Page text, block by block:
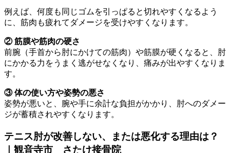
例えば、何度も同じゴムを引っぱると切れやすくなるよう
に、筋肉も疲れてダメージを受けやすくなります。
② 筋膜や筋肉の硬さ
前腕（手首から肘にかけての筋肉）や筋膜が硬くなると、肘
にかかる力をうまく逃がせなくなり、痛みが出やすくなりま
す。
③ 体の使い方や姿勢の悪さ
姿勢が悪いと、腕や手に余計な負担がかかり、肘へのダメー
ジが蓄積されやすくなります。
テニス肘が改善しない、または悪化する理由は？
｜観音寺市 さたけ接骨院